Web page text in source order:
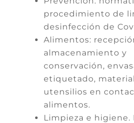
procedimiento de
desinfección de
Alimentos:
almacenamiento y
conservación,
etiquetado,
utensilios en
alimentos.
Limpieza e higiene.